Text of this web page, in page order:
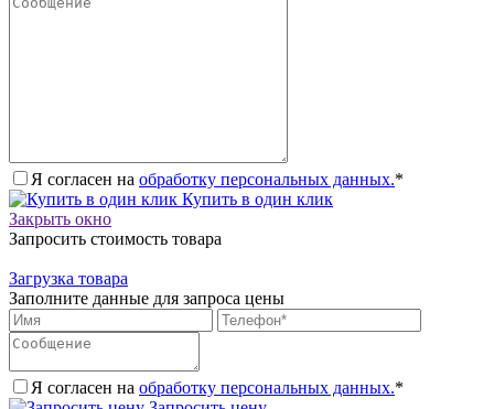
Я согласен на обработку персональных данных.*
Купить в один клик
Закрыть окно
Запросить стоимость товара
Загрузка товара
Заполните данные для запроса цены
Я согласен на обработку персональных данных.*